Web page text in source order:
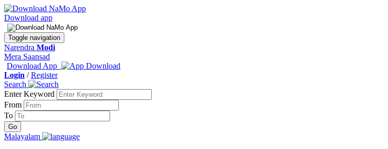
Download app
Toggle navigation
Narendra Modi
Mera Saansad
Download App
Login /Register
Search
Enter Keyword
From
To
Malayalam